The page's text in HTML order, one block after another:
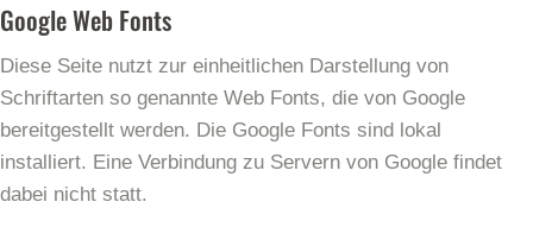
Google Web Fonts
Diese Seite nutzt zur einheitlichen Darstellung von
Schriftarten so genannte Web Fonts, die von Google
bereitgestellt werden. Die Google Fonts sind lokal
installiert. Eine Verbindung zu Servern von Google findet
dabei nicht statt.